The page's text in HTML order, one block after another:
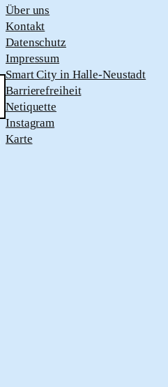
Über uns
Kontakt
Datenschutz
Impressum
Smart City in Halle-Neustadt
Barrierefreiheit
Netiquette
Instagram
Karte